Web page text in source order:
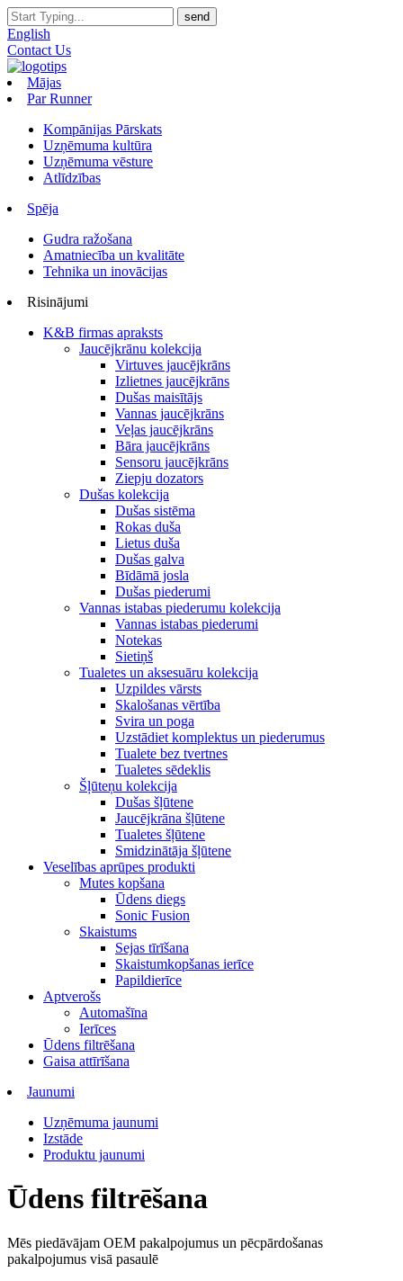
English
Contact Us
Mājas
Par Runner
Kompānijas Pārskats
Uzņēmuma kultūra
Uzņēmuma vēsture
Atlīdzības
Spēja
Gudra ražošana
Amatniecība un kvalitāte
Tehnika un inovācijas
Risinājumi
K&B firmas apraksts
Jaucējkrānu kolekcija
Virtuves jaucējkrāns
Izlietnes jaucējkrāns
Dušas maisītājs
Vannas jaucējkrāns
Veļas jaucējkrāns
Bāra jaucējkrāns
Sensoru jaucējkrāns
Ziepju dozators
Dušas kolekcija
Dušas sistēma
Rokas duša
Lietus duša
Dušas galva
Bīdāmā josla
Dušas piederumi
Vannas istabas piederumu kolekcija
Vannas istabas piederumi
Notekas
Sietiņš
Tualetes un aksesuāru kolekcija
Uzpildes vārsts
Skalošanas vērtība
Svira un poga
Uzstādiet komplektus un piederumus
Tualete bez tvertnes
Tualetes sēdeklis
Šļūteņu kolekcija
Dušas šļūtene
Jaucējkrāna šļūtene
Tualetes šļūtene
Smidzinātāja šļūtene
Veselības aprūpes produkti
Mutes kopšana
Ūdens diegs
Sonic Fusion
Skaistums
Sejas tīrīšana
Skaistumkopšanas ierīce
Papildierīce
Aptverošs
Automašīna
Ierīces
Ūdens filtrēšana
Gaisa attīrīšana
Jaunumi
Uzņēmuma jaunumi
Izstāde
Produktu jaunumi
Ūdens filtrēšana
Mēs piedāvājam OEM pakalpojumus un pēcpārdošanas
pakalpojumus visā pasaulē